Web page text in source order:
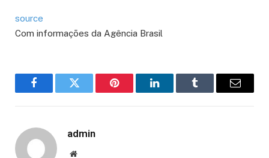
source
Com informações da Agência Brasil
FacebookTwitter Pinterest LinkedInTumblr Email
admin
Website